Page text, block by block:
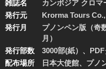
雑誌名
カンボジア クロマ
発行元
Krorma Tours
発行月
プノンペン版（奇
月）
発行部数
3000部(紙）、
配布場所
日本大使館、プノ